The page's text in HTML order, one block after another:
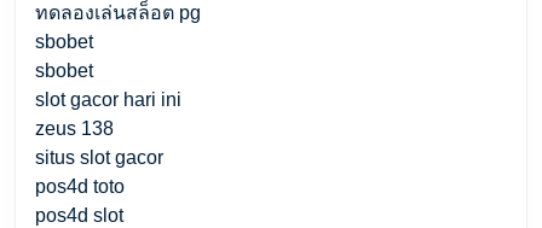
ทดลองเล่นสล็อต pg
sbobet
sbobet
slot gacor hari ini
zeus 138
situs slot gacor
pos4d toto
pos4d slot